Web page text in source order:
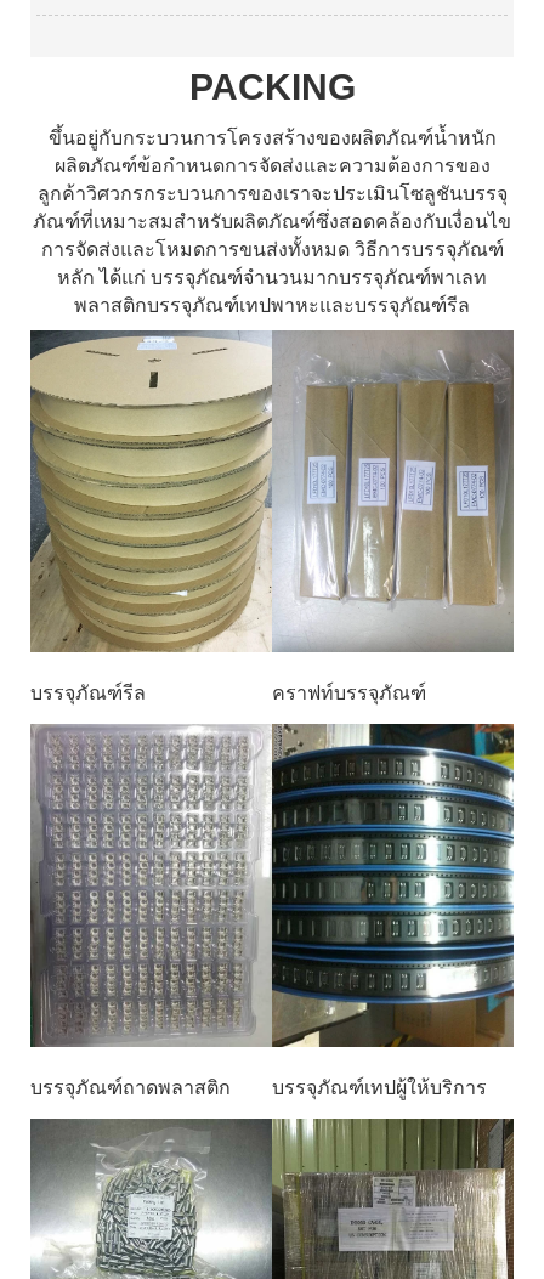
PACKING
ขึ้นอยู่กับกระบวนการโครงสร้างของผลิตภัณฑ์น้ำหนัก
ผลิตภัณฑ์ข้อกำหนดการจัดส่งและความต้องการของ
ลูกค้าวิศวกรกระบวนการของเราจะประเมินโซลูชันบรรจุ
ภัณฑ์ที่เหมาะสมสำหรับผลิตภัณฑ์ซึ่งสอดคล้องกับเงื่อนไข
การจัดส่งและโหมดการขนส่งทั้งหมด วิธีการบรรจุภัณฑ์
หลัก ได้แก่ บรรจุภัณฑ์จำนวนมากบรรจุภัณฑ์พาเลท
พลาสติกบรรจุภัณฑ์เทปพาหะและบรรจุภัณฑ์รีล
บรรจุภัณฑ์รีล คราฟท์บรรจุภัณฑ์
บรรจุภัณฑ์ถาดพลาสติก บรรจุภัณฑ์เทปผู้ให้บริการ